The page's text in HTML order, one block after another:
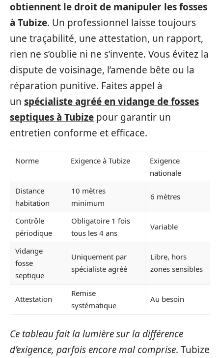
obtiennent le droit de manipuler les fosses
à Tubize. Un professionnel laisse toujours
une traçabilité, une attestation, un rapport,
rien ne s’oublie ni ne s’invente. Vous évitez la
dispute de voisinage, l’amende bête ou la
réparation punitive. Faites appel à
un spécialiste agréé en vidange de fosses
septiques à Tubize pour garantir un
entretien conforme et efficace.
Norme Exigence à Tubize
Exigence
nationale
Distance
habitation
10 mètres
minimum
6 mètres
Contrôle
périodique
Obligatoire 1 fois
tous les 4 ans
Variable
Vidange
fosse
septique
Uniquement par
spécialiste agréé
Libre, hors
zones sensibles
Attestation
Remise
systématique
Au besoin
Ce tableau fait la lumière sur la différence
d’exigence, parfois encore mal comprise. Tubize